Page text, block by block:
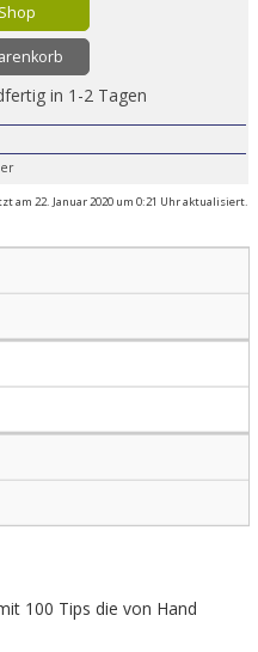
in 1-2 Tagen
am 22. Januar 2020 um 0:21 Uhr aktualisiert.
100 Tips die von Hand